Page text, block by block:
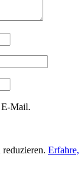
E-Mail.
Erfahre,